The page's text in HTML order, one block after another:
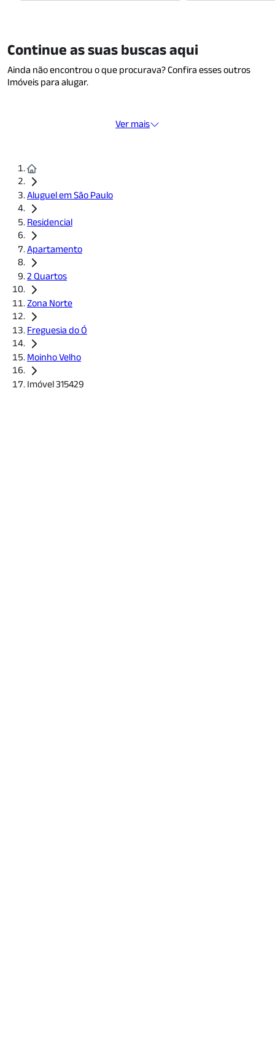
Continue as suas buscas aqui
Ainda não encontrou o que procurava? Confira esses outros
Imóveis para alugar.
Ver mais
Aluguel em São Paulo
Residencial
Apartamento
2 Quartos
Zona Norte
Freguesia do Ó
Moinho Velho
Imóvel 315429